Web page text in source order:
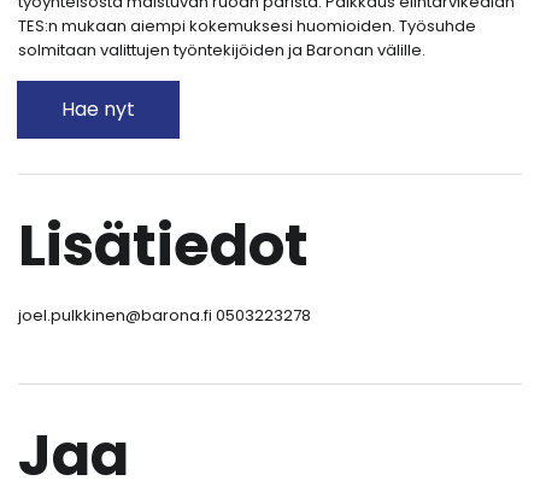
TES:n mukaan aiempi kokemuksesi huomioiden. Työsuhde
solmitaan valittujen työntekijöiden ja Baronan välille.
Hae nyt
Lisätiedot
joel.pulkkinen@barona.fi 0503223278
Jaa